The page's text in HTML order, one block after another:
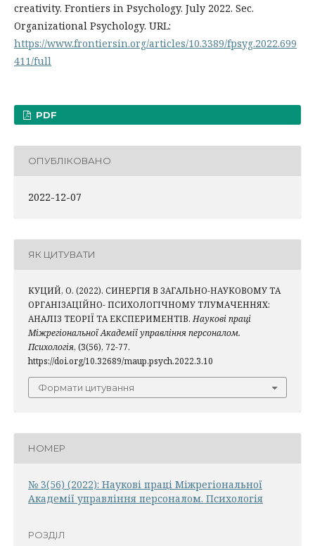
creativity. Frontiers in Psychology. July 2022. Sec.
Organizational Psychology. URL:
https://www.frontiersin.org/articles/10.3389/fpsyg.2022.699
411/full
PDF
ОПУБЛІКОВАНО
2022-12-07
ЯК ЦИТУВАТИ
КУЦИЙ, О. (2022). СИНЕРГІЯ В ЗАГАЛЬНО-НАУКОВОМУ ТА
ОРГАНІЗАЦІЙНО- ПСИХОЛОГІЧНОМУ ТЛУМАЧЕННЯХ:
АНАЛІЗ ТЕОРІЇ ТА ЕКСПЕРИМЕНТІВ. Наукові праці
Міжрегіональної Академії управління персоналом.
Психологія, (3(56), 72-77.
https://doi.org/10.32689/maup.psych.2022.3.10
Формати цитування
НОМЕР
№ 3(56) (2022): Наукові праці Міжрегіональної
Академії управління персоналом. Психологія
РОЗДІЛ